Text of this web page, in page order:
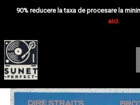
90% reducere la taxa de procesare la
aici.
Cantitate
Dire
In